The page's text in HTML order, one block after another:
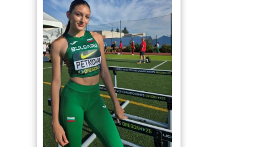
237 | 2026-08-09 17:49:16
На световното първенство за
юноши и девойки под 20 години
в Юджийн, Орегон
в квалификациите на троен скок
при девойките участваха
европейската шампионка на